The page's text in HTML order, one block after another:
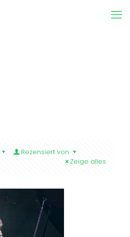
Rezensiert von
Zeige alles